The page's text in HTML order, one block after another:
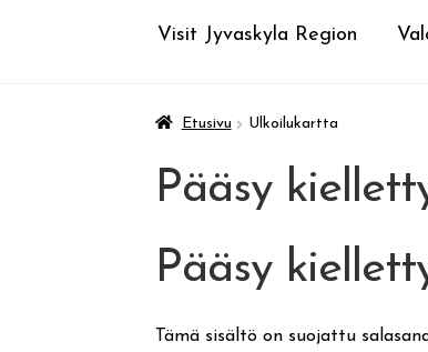
Visit Jyvaskyla Region
Etusivu Ulkoilukartta
Pääsy
Pääsy
Tämä sisältö on suojattu